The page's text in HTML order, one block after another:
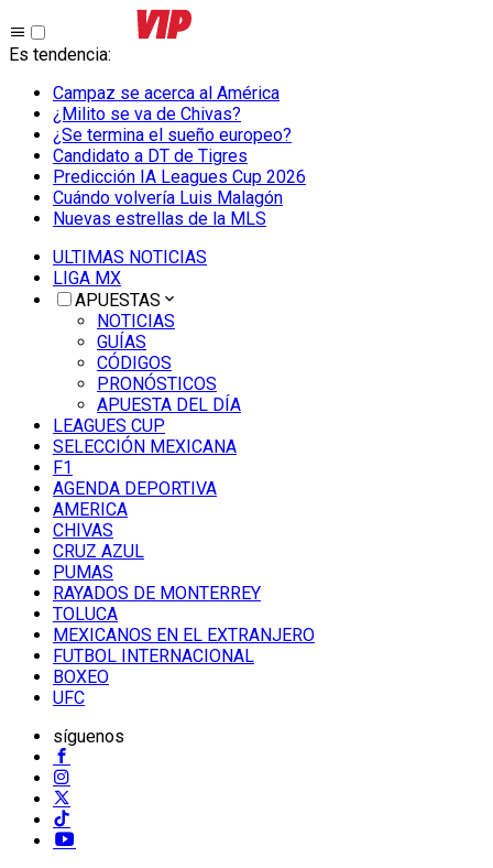
Es tendencia:
Campaz se acerca al América
¿Milito se va de Chivas?
¿Se termina el sueño europeo?
Candidato a DT de Tigres
Predicción IA Leagues Cup 2026
Cuándo volvería Luis Malagón
Nuevas estrellas de la MLS
ULTIMAS NOTICIAS
LIGA MX
APUESTAS
NOTICIAS
GUÍAS
CÓDIGOS
PRONÓSTICOS
APUESTA DEL DÍA
LEAGUES CUP
SELECCIÓN MEXICANA
F1
AGENDA DEPORTIVA
AMERICA
CHIVAS
CRUZ AZUL
PUMAS
RAYADOS DE MONTERREY
TOLUCA
MEXICANOS EN EL EXTRANJERO
FUTBOL INTERNACIONAL
BOXEO
UFC
síguenos